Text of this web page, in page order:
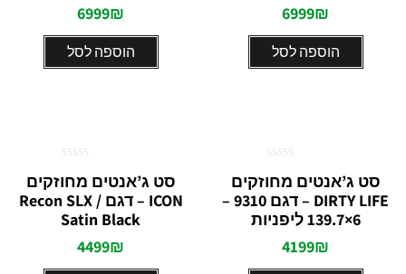
6999₪
הוספה לסל
6999₪
הוספה לסל
סט ג’אנטים מחוזקים
DIRTY LIFE – דגם 9310 –
6×139.7 ליפניות
4199₪
0
מתוך
5
סט ג’אנטים מחוזקים
ICON – דגם Recon SLX /
Satin Black
4499₪
0
מתוך
5